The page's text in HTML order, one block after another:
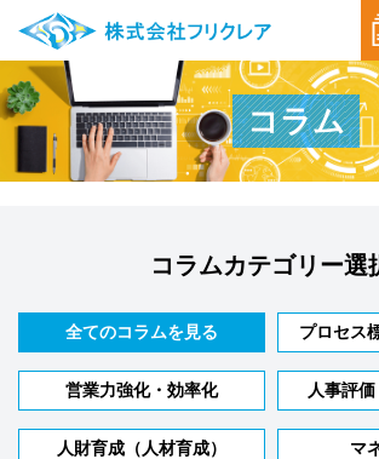
コラム
コラムカテゴリー選
全てのコラムを見る プロセス
営業力強化・効率化 人事評
人財育成（人材育成） マ